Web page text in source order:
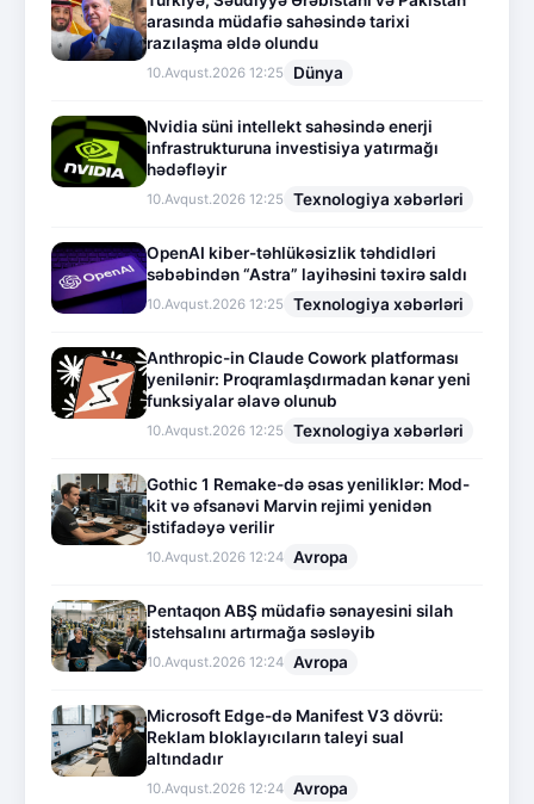
arasında müdafiə sahəsində tarixi
razılaşma əldə olundu
10.Avqust.2026 12:25 Dünya
Nvidia süni intellekt sahəsində enerji
infrastrukturuna investisiya yatırmağı
hədəfləyir
10.Avqust.2026 12:25 Texnologiya xəbərləri
OpenAI kiber-təhlükəsizlik təhdidləri
səbəbindən “Astra” layihəsini təxirə saldı
10.Avqust.2026 12:25 Texnologiya xəbərləri
Anthropic-in Claude Cowork platforması
yenilənir: Proqramlaşdırmadan kənar yeni
funksiyalar əlavə olunub
10.Avqust.2026 12:25 Texnologiya xəbərləri
Gothic 1 Remake-də əsas yeniliklər: Mod-
kit və əfsanəvi Marvin rejimi yenidən
istifadəyə verilir
10.Avqust.2026 12:24 Avropa
Pentaqon ABŞ müdafiə sənayesini silah
istehsalını artırmağa səsləyib
10.Avqust.2026 12:24 Avropa
Microsoft Edge-də Manifest V3 dövrü:
Reklam bloklayıcıların taleyi sual
altındadır
10.Avqust.2026 12:24 Avropa